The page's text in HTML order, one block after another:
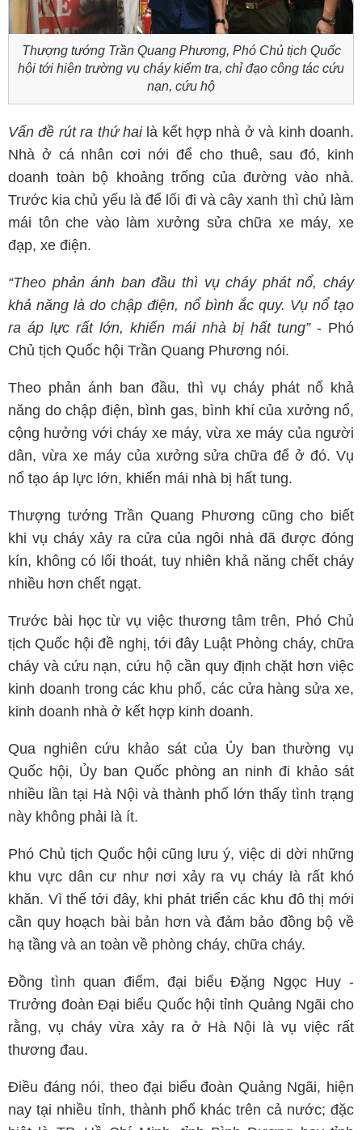
Thượng tướng Trần Quang Phương, Phó Chủ tịch Quốc
hội tới hiện trường vụ cháy kiểm tra, chỉ đạo công tác cứu
nạn, cứu hộ
Vấn đề rút ra thứ hailà kết hợp nhà ở và kinh doanh.
Nhà ở cá nhân cơi nới để cho thuê, sau đó, kinh
doanh toàn bộ khoảng trống của đường vào nhà.
Trước kia chủ yếu là để lối đi và cây xanh thì chủ làm
mái tôn che vào làm xưởng sửa chữa xe máy, xe
đạp, xe điện.
“Theo phản ánh ban đầu thì vụ cháy phát nổ, cháy
khả năng là do chập điện, nổ bình ắc quy. Vụ nổ tạo
ra áp lực rất lớn, khiến mái nhà bị hất tung”- Phó
Chủ tịch Quốc hội Trần Quang Phương nói.
Theo phản ánh ban đầu, thì vụ cháy phát nổ khả
năng do chập điện, bình gas, bình khí của xưởng nổ,
cộng hưởng với cháy xe máy, vừa xe máy của người
dân, vừa xe máy của xưởng sửa chữa để ở đó. Vụ
nổ tạo áp lực lớn, khiến mái nhà bị hất tung.
Thượng tướng Trần Quang Phương cũng cho biết
khi vụ cháy xảy ra cửa của ngôi nhà đã được đóng
kín, không có lối thoát, tuy nhiên khả năng chết cháy
nhiều hơn chết ngạt.
Trước bài học từ vụ việc thương tâm trên, Phó Chủ
tịch Quốc hội đề nghị, tới đây Luật Phòng cháy, chữa
cháy và cứu nạn, cứu hộ cần quy định chặt hơn việc
kinh doanh trong các khu phố, các cửa hàng sửa xe,
kinh doanh nhà ở kết hợp kinh doanh.
Qua nghiên cứu khảo sát của Ủy ban thường vụ
Quốc hội, Ủy ban Quốc phòng an ninh đi khảo sát
nhiều lần tại Hà Nội và thành phố lớn thấy tình trạng
này không phải là ít.
Phó Chủ tịch Quốc hội cũng lưu ý, việc di dời những
khu vực dân cư như nơi xảy ra vụ cháy là rất khó
khăn. Vì thế tới đây, khi phát triển các khu đô thị mới
cần quy hoạch bài bản hơn và đảm bảo đồng bộ về
hạ tầng và an toàn về phòng cháy, chữa cháy.
Đồng tình quan điểm, đại biểu Đặng Ngọc Huy -
Trưởng đoàn Đại biểu Quốc hội tỉnh Quảng Ngãi cho
rằng, vụ cháy vừa xảy ra ở Hà Nội là vụ việc rất
thương đau.
Điều đáng nói, theo đại biểu đoàn Quảng Ngãi, hiện
nay tại nhiều tỉnh, thành phố khác trên cả nước; đặc